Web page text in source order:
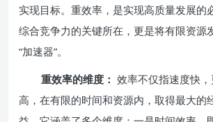
实现目标。重效率，是实现高质量发展的
综合竞争力的关键所在，更是将有限资源
“加速器”。
重效率的维度： 效率不仅指速度快
高，在有限的时间和资源内，取得最大的